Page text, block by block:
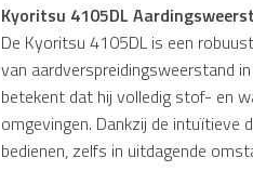
aantal
Kyoritsu 4105DL
De Kyoritsu 4105DL is een
van aardverspreidingsweerstand
betekent dat hij volledig stof- en
omgevingen. Dankzij de intuïtieve
bedienen, zelfs in uitdagende